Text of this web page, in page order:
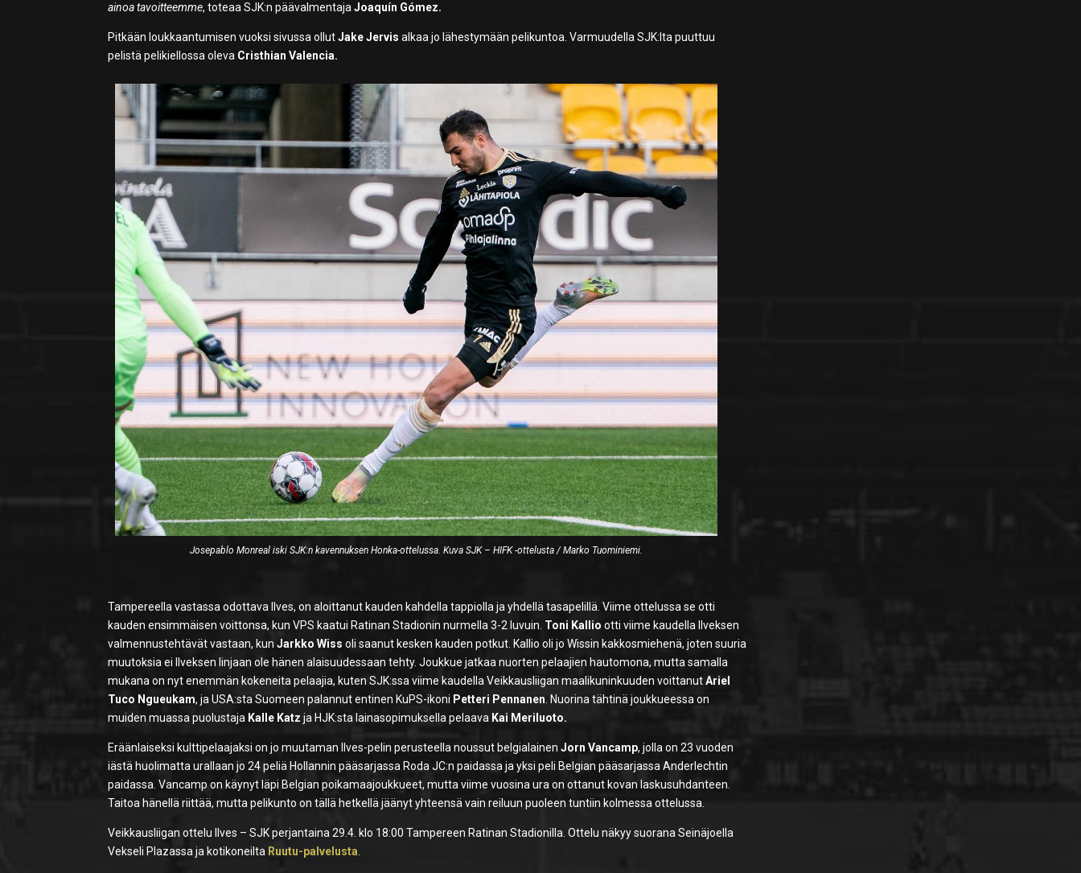
ainoa tavoitteemme, toteaa SJK:n päävalmentajaJoaquín Gómez.
Pitkään loukkaantumisen vuoksi sivussa ollutJake Jervis alkaa jo lähestymään pelikuntoa. Varmuudella SJK:lta puuttuu
pelistä pelikiellossa oleva Cristhian Valencia.
Josepablo Monreal iski SJK:n kavennuksen Honka-ottelussa. Kuva SJK – HIFK -ottelusta / Marko Tuominiemi.
Tampereella vastassa odottava Ilves, on aloittanut kauden kahdella tappiolla ja yhdellä tasapelillä. Viime ottelussa se otti
kauden ensimmäisen voittonsa, kun VPS kaatui Ratinan Stadionin nurmella 3-2 luvuin. Toni Kallio otti viime kaudella Ilveksen
valmennustehtävät vastaan, kunJarkko Wiss oli saanut kesken kauden potkut. Kallio oli jo Wissin kakkosmiehenä, joten suuria
muutoksia ei Ilveksen linjaan ole hänen alaisuudessaan tehty. Joukkue jatkaa nuorten pelaajien hautomona, mutta samalla
mukana on nyt enemmän kokeneita pelaajia, kuten SJK:ssa viime kaudella Veikkausliigan maalikuninkuuden voittanutAriel
Tuco Ngueukam, ja USA:sta Suomeen palannut entinen KuPS-ikoni Petteri Pennanen . Nuorina tähtinä joukkueessa on
muiden muassa puolustaja Kalle Katz ja HJK:sta lainasopimuksella pelaava Kai Meriluoto.
Eräänlaiseksi kulttipelaajaksi on jo muutaman Ilves-pelin perusteella noussut belgialainenJorn Vancamp, jolla on 23 vuoden
iästä huolimatta urallaan jo 24 peliä Hollannin pääsarjassa Roda JC:n paidassa ja yksi peli Belgian pääsarjassa Anderlechtin
paidassa. Vancamp on käynyt läpi Belgian poikamaajoukkueet, mutta viime vuosina ura on ottanut kovan laskusuhdanteen.
Taitoa hänellä riittää, mutta pelikunto on tällä hetkellä jäänyt yhteensä vain reiluun puoleen tuntiin kolmessa ottelussa.
Veikkausliigan ottelu Ilves – SJK perjantaina 29.4. klo 18:00 Tampereen Ratinan Stadionilla. Ottelu näkyy suorana Seinäjoella
Vekseli Plazassa ja kotikoneilta Ruutu-palvelusta